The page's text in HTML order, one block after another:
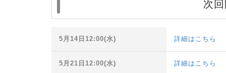
次
5月14日12:00(水) 詳細はこちら
5月21日12:00(水) 詳細はこちら